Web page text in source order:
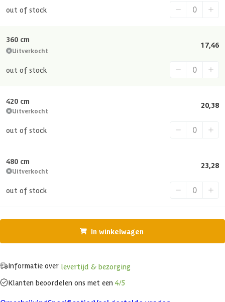
out of stock
360 cm
Uitverkocht
out of stock
17,46
420 cm
Uitverkocht
out of stock
20,38
480 cm
Uitverkocht
out of stock
23,28
In winkelwagen
Informatie over levertijd & bezorging
Klanten beoordelen ons met een 4/5